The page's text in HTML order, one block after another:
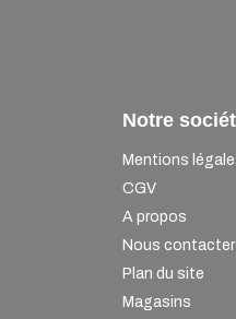
Notre
Mentions
CGV
A propos
Nous contacter
Plan du site
Magasins